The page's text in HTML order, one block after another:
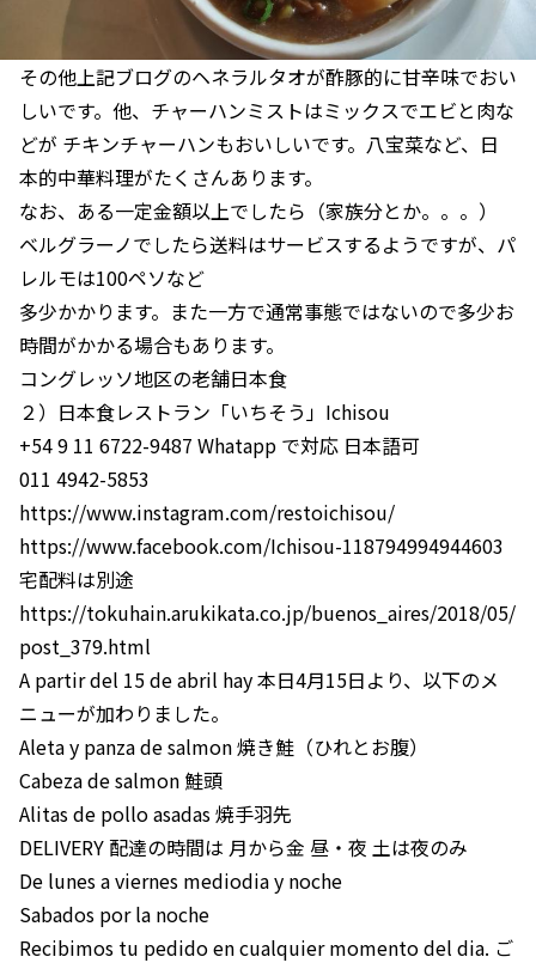
その他上記ブログのヘネラルタオが酢豚的に甘辛味でおい
しいです。他、チャーハンミストはミックスでエビと肉な
どが チキンチャーハンもおいしいです。八宝菜など、日
本的中華料理がたくさんあります。
なお、ある一定金額以上でしたら（家族分とか。。。）
ベルグラーノでしたら送料はサービスするようですが、パ
レルモは100ペソなど
多少かかります。また一方で通常事態ではないので多少お
時間がかかる場合もあります。
コングレッソ地区の老舗日本食
２）日本食レストラン「いちそう」Ichisou
+54 9 11 6722-9487 Whatapp で対応 日本語可
011 4942-5853
https://www.instagram.com/restoichisou/
https://www.facebook.com/Ichisou-118794994944603
宅配料は別途
https://tokuhain.arukikata.co.jp/buenos_aires/2018/05/
post_379.html
A partir del 15 de abril hay 本日4月15日より、以下のメ
ニューが加わりました。
Aleta y panza de salmon 焼き鮭（ひれとお腹）
Cabeza de salmon 鮭頭
Alitas de pollo asadas 焼手羽先
DELIVERY 配達の時間は 月から金 昼・夜 土は夜のみ
De lunes a viernes mediodia y noche
Sabados por la noche
Recibimos tu pedido en cualquier momento del dia. ご